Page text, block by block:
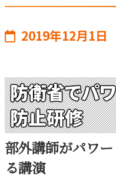
2019年12月1日
防衛省でパ
防止研修
部外講師がパワ
る講演